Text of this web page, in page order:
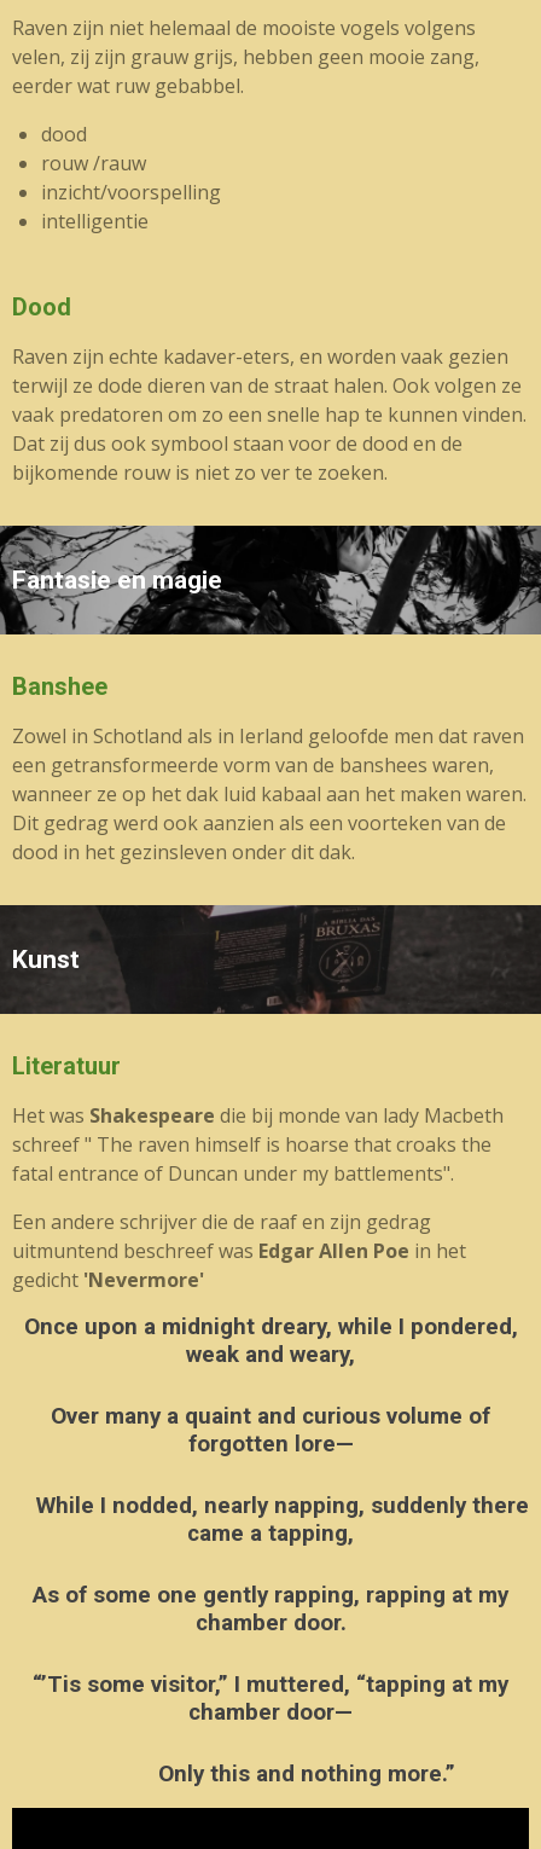
Raven zijn niet helemaal de mooiste vogels volgens
velen, zij zijn grauw grijs, hebben geen mooie zang,
eerder wat ruw gebabbel.
dood
rouw /rauw
inzicht/voorspelling
intelligentie
Dood
Raven zijn echte kadaver-eters, en worden vaak gezien
terwijl ze dode dieren van de straat halen. Ook volgen ze
vaak predatoren om zo een snelle hap te kunnen vinden.
Dat zij dus ook symbool staan voor de dood en de
bijkomende rouw is niet zo ver te zoeken.
Fantasie en magie
Banshee
Zowel in Schotland als in Ierland geloofde men dat raven
een getransformeerde vorm van de banshees waren,
wanneer ze op het dak luid kabaal aan het maken waren.
Dit gedrag werd ook aanzien als een voorteken van de
dood in het gezinsleven onder dit dak.
Kunst
Literatuur
Het was Shakespeare die bij monde van lady Macbeth
schreef " The raven himself is hoarse that croaks the
fatal entrance of Duncan under my battlements".
Een andere schrijver die de raaf en zijn gedrag
uitmuntend beschreef was Edgar Allen Poe in het
gedicht 'Nevermore'
Once upon a midnight dreary, while I pondered,
weak and weary,
Over many a quaint and curious volume of
forgotten lore—
While I nodded, nearly napping, suddenly there
came a tapping,
As of some one gently rapping, rapping at my
chamber door.
“’Tis some visitor,” I muttered, “tapping at my
chamber door—
Only this and nothing more.”